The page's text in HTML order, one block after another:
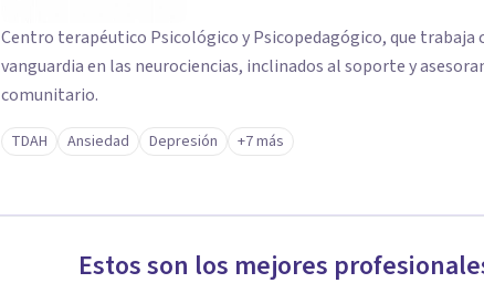
Centro terapéutico Psicológico y Psicopedagógico, que trabaja
vanguardia en las neurociencias, inclinados al soporte y
comunitario.
TDAH Ansiedad Depresión +7 más
Estos son los mejores